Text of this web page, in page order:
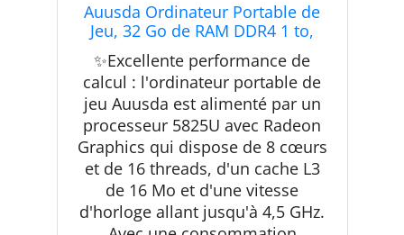
Auusda Ordinateur Portable de
Jeu, 32 Go de RAM DDR4 1 to,
processeur 5825U (4,5 GHz),
Lecteur d'empreintes digitales,
obturateur de confidentialité,
HDMI,Mini SD, Pc Portable
Bureautique
✨Excellente performance de
calcul : l'ordinateur portable de
jeu Auusda est alimenté par un
processeur 5825U avec Radeon
Graphics qui dispose de 8 cœurs
et de 16 threads, d'un cache L3
de 16 Mo et d'une vitesse
d'horloge allant jusqu'à 4,5 GHz.